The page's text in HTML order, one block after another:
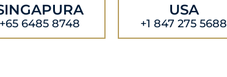
+65 6485 8748
USA
+1 847 275 5688